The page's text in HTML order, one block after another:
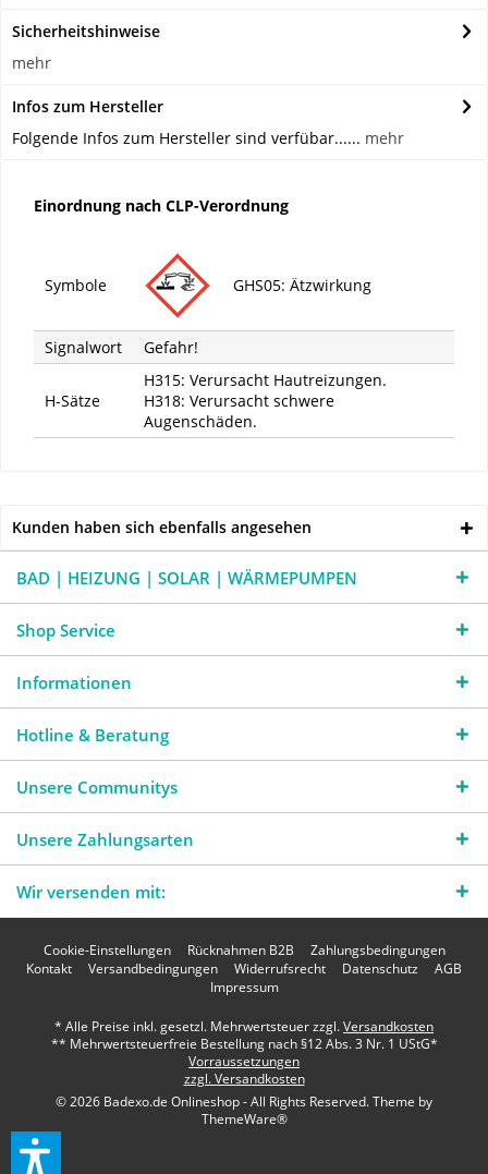
Sicherheitshinweise
mehr
Infos zum Hersteller
Folgende Infos zum Hersteller sind verfübar...... mehr
Einordnung nach CLP-Verordnung
Symbole GHS05: Ätzwirkung
Signalwort Gefahr!
H-Sätze
H315: Verursacht Hautreizungen.
H318: Verursacht schwere
Augenschäden.
Kunden haben sich ebenfalls angesehen
BAD | HEIZUNG | SOLAR | WÄRMEPUMPEN
Shop Service
Informationen
Hotline & Beratung
Unsere Communitys
Unsere Zahlungsarten
Wir versenden mit:
Cookie-Einstellungen Rücknahmen B2B
Zahlungsbedingungen
Kontakt
Versandbedingungen Widerrufsrecht Datenschutz
AGB
Impressum
* Alle Preise inkl. gesetzl. Mehrwertsteuer zzgl.Versandkosten
** Mehrwertsteuerfreie Bestellung nach §12 Abs. 3 Nr. 1 UStG*
Vorraussetzungen
zzgl. Versandkosten
© 2026 Badexo.de Onlineshop - All Rights Reserved. Theme by
ThemeWare®